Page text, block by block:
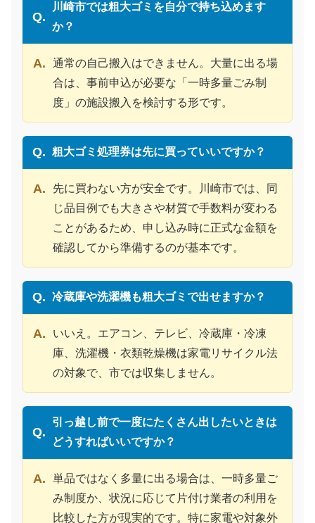
川崎市では粗大ゴミを自分で持ち込めます
か？
通常の自己搬入はできません。大量に出る場
合は、事前申込が必要な「一時多量ごみ制
度」の施設搬入を検討する形です。
粗大ゴミ処理券は先に買っていいですか？
先に買わない方が安全です。川崎市では、同
じ品目例でも大きさや材質で手数料が変わる
ことがあるため、申し込み時に正式な金額を
確認してから準備するのが基本です。
冷蔵庫や洗濯機も粗大ゴミで出せますか？
いいえ。エアコン、テレビ、冷蔵庫・冷凍
庫、洗濯機・衣類乾燥機は家電リサイクル法
の対象で、市では収集しません。
引っ越し前で一度にたくさん出したいときは
どうすればいいですか？
単品ではなく多量に出る場合は、一時多量ご
み制度か、状況に応じて片付け業者の利用を
比較した方が現実的です。特に家電や対象外